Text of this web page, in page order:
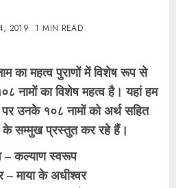
2019 1 MIN READ
का महत्व पुराणों में विशेष रूप से
नामों का विशेष महत्व है। यहां हम
पर उनके १०८ नामों को अर्थ सहित
के सम्मुख प्रस्तुत कर रहे हैं।
– कल्याण स्वरूप
– माया के अधीश्वर